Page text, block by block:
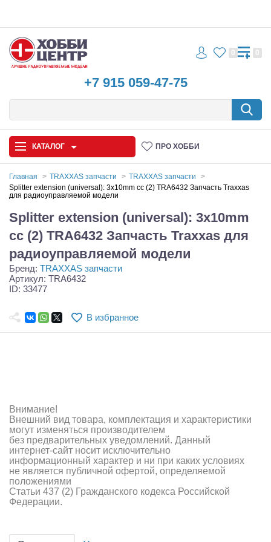
+7 915 059-47-75
0 0
КАТАЛОГ ПРО ХОББИ
Автомодели
Запчасти и аксессуары
Игрушки
Самолеты
Судомодели
Зарядные устройства и блоки питания
Двигатели
Технические жидкости
Инструмент,измерительные приборы,расходники
Главная TRAXXAS запчасти
TRAXXAS запчасти
Splitter extension (universal): 3x10mm cc (2) TRA6432 Запчасть Traxxas
для радиоуправляемой модели
Splitter extension (universal): 3x10mm
cc (2) TRA6432 Запчасть Traxxas для
радиоуправляемой модели
Бренд: TRAXXAS запчасти
Артикул: TRA6432
ID: 33477
В избранное
Внимание!
Внешний вид товара, комплектация и характеристики
могут изменяться производителем
без предварительных уведомлений. Данный
интернет-сайт носит исключительно
информационный характер и ни при каких условиях
не является публичной офертой, определяемой
положениями
Статьи 437 (2) Гражданского кодекса Российской
Федерации.